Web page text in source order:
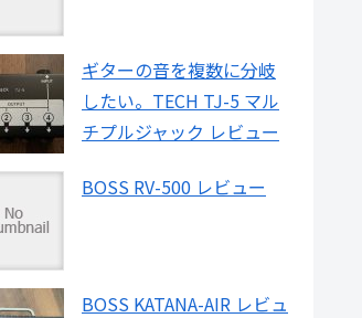
ギターの音を複数に分岐
したい。TECH TJ-5 マル
チプルジャック レビュー
BOSS RV-500 レビュー
BOSS KATANA-AIR レビュ